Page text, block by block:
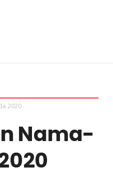
2020
Nama-